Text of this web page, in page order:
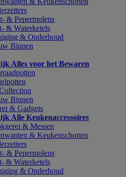
& Pepermolens
& Waterketels
& Onderhoud
Binnen
Alles voor het Bewaren
Binnen
& Gadgets
Alle Keukenaccessoires
& Messen
& Keukenschorten
& Pepermolens
& Waterketels
& Onderhoud